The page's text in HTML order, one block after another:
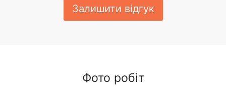
Залишити відгук
Фото робіт